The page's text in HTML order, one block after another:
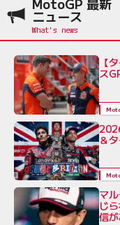
MotoGP 最新
ニュース
【
ス
＆
マ
じ
信が